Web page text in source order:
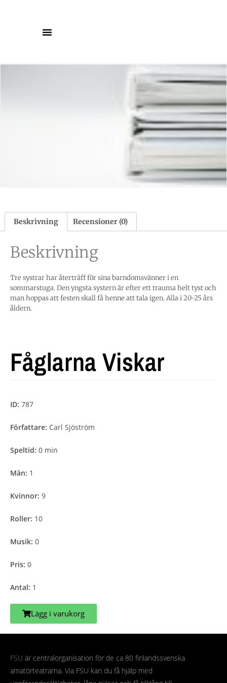
Beskrivning Recensioner (0)
Beskrivning
Tre systrar har återträff för sina barndomsvänner i en
sommarstuga. Den yngsta systern är efter ett trauma helt tyst och
man hoppas att festen skall få henne att tala igen. Alla i 20-25 års
åldern.
Fåglarna Viskar
ID: 787
Författare: Carl Sjöström
Speltid: 0 min
Män: 1
Kvinnor: 9
Roller: 10
Musik: 0
Pris: 0
Antal: 1
Lägg i varukorg
FSU är centralorganisation för de ca 80 finlandssvenska
amatörteatrarna. Via FSU kan du få hjälp med